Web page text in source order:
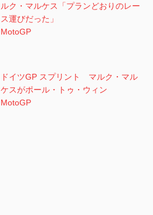
ルク・マルケス「プランどおりのレー
ス運びだった」
MotoGP
ドイツGP スプリント マルク・マル
ケスがポール・トゥ・ウィン
MotoGP